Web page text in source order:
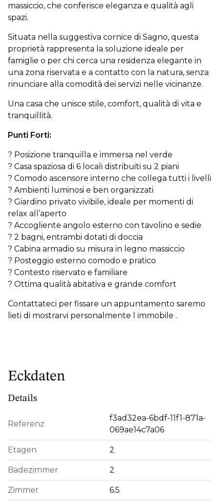
massiccio, che conferisce eleganza e qualità agli
spazi.
Situata nella suggestiva cornice di Sagno, questa
proprietà rappresenta la soluzione ideale per
famiglie o per chi cerca una residenza elegante in
una zona riservata e a contatto con la natura, senza
rinunciare alla comodità dei servizi nelle vicinanze.
Una casa che unisce stile, comfort, qualità di vita e
tranquillità.
Punti Forti:
? Posizione tranquilla e immersa nel verde
? Casa spaziosa di 6 locali distribuiti su 2 piani
? Comodo ascensore interno che collega tutti i livelli
? Ambienti luminosi e ben organizzati
? Giardino privato vivibile, ideale per momenti di
relax all’aperto
? Accogliente angolo esterno con tavolino e sedie
? 2 bagni, entrambi dotati di doccia
? Cabina armadio su misura in legno massiccio
? Posteggio esterno comodo e pratico
? Contesto riservato e familiare
? Ottima qualità abitativa e grande comfort
Contattateci per fissare un appuntamento saremo
lieti di mostrarvi personalmente l immobile .
Eckdaten
Details
Referenz
f3ad32ea-6bdf-11f1-871a-
069ae14c7a06
Etagen 2
Badezimmer 2
Zimmer 6.5